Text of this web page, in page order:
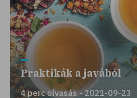
Praktikák a javából
4 perc olvasás - 2021-09-23